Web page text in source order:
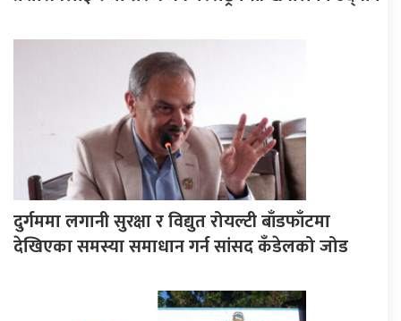
दुर्गममा लगानी सुरक्षा र विद्युत रोयल्टी बाँडफाँटमा
देखिएका समस्या समाधान गर्न सांसद कँडेलको जोड